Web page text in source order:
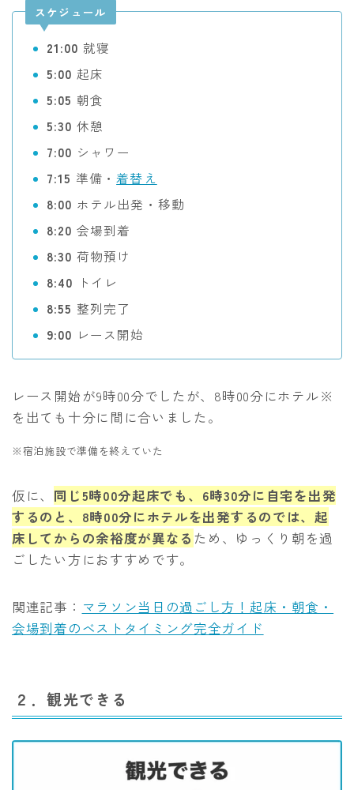
スケジュール
21:00 就寝
5:00 起床
5:05 朝食
5:30 休憩
7:00 シャワー
7:15 準備・着替え
8:00 ホテル出発・移動
8:20 会場到着
8:30 荷物預け
8:40 トイレ
8:55 整列完了
9:00 レース開始
レース開始が9時00分でしたが、8時00分にホテル※
を出ても十分に間に合いました。
※宿泊施設で準備を終えていた
仮に、 同じ5時00分起床でも、6時30分に自宅を出発
するのと、8時00分にホテルを出発するのでは、起
床してからの余裕度が異なる ため、ゆっくり朝を過
ごしたい方におすすめです。
関連記事： マラソン当日の過ごし方！起床・朝食・
会場到着のベストタイミング完全ガイド
２．観光できる